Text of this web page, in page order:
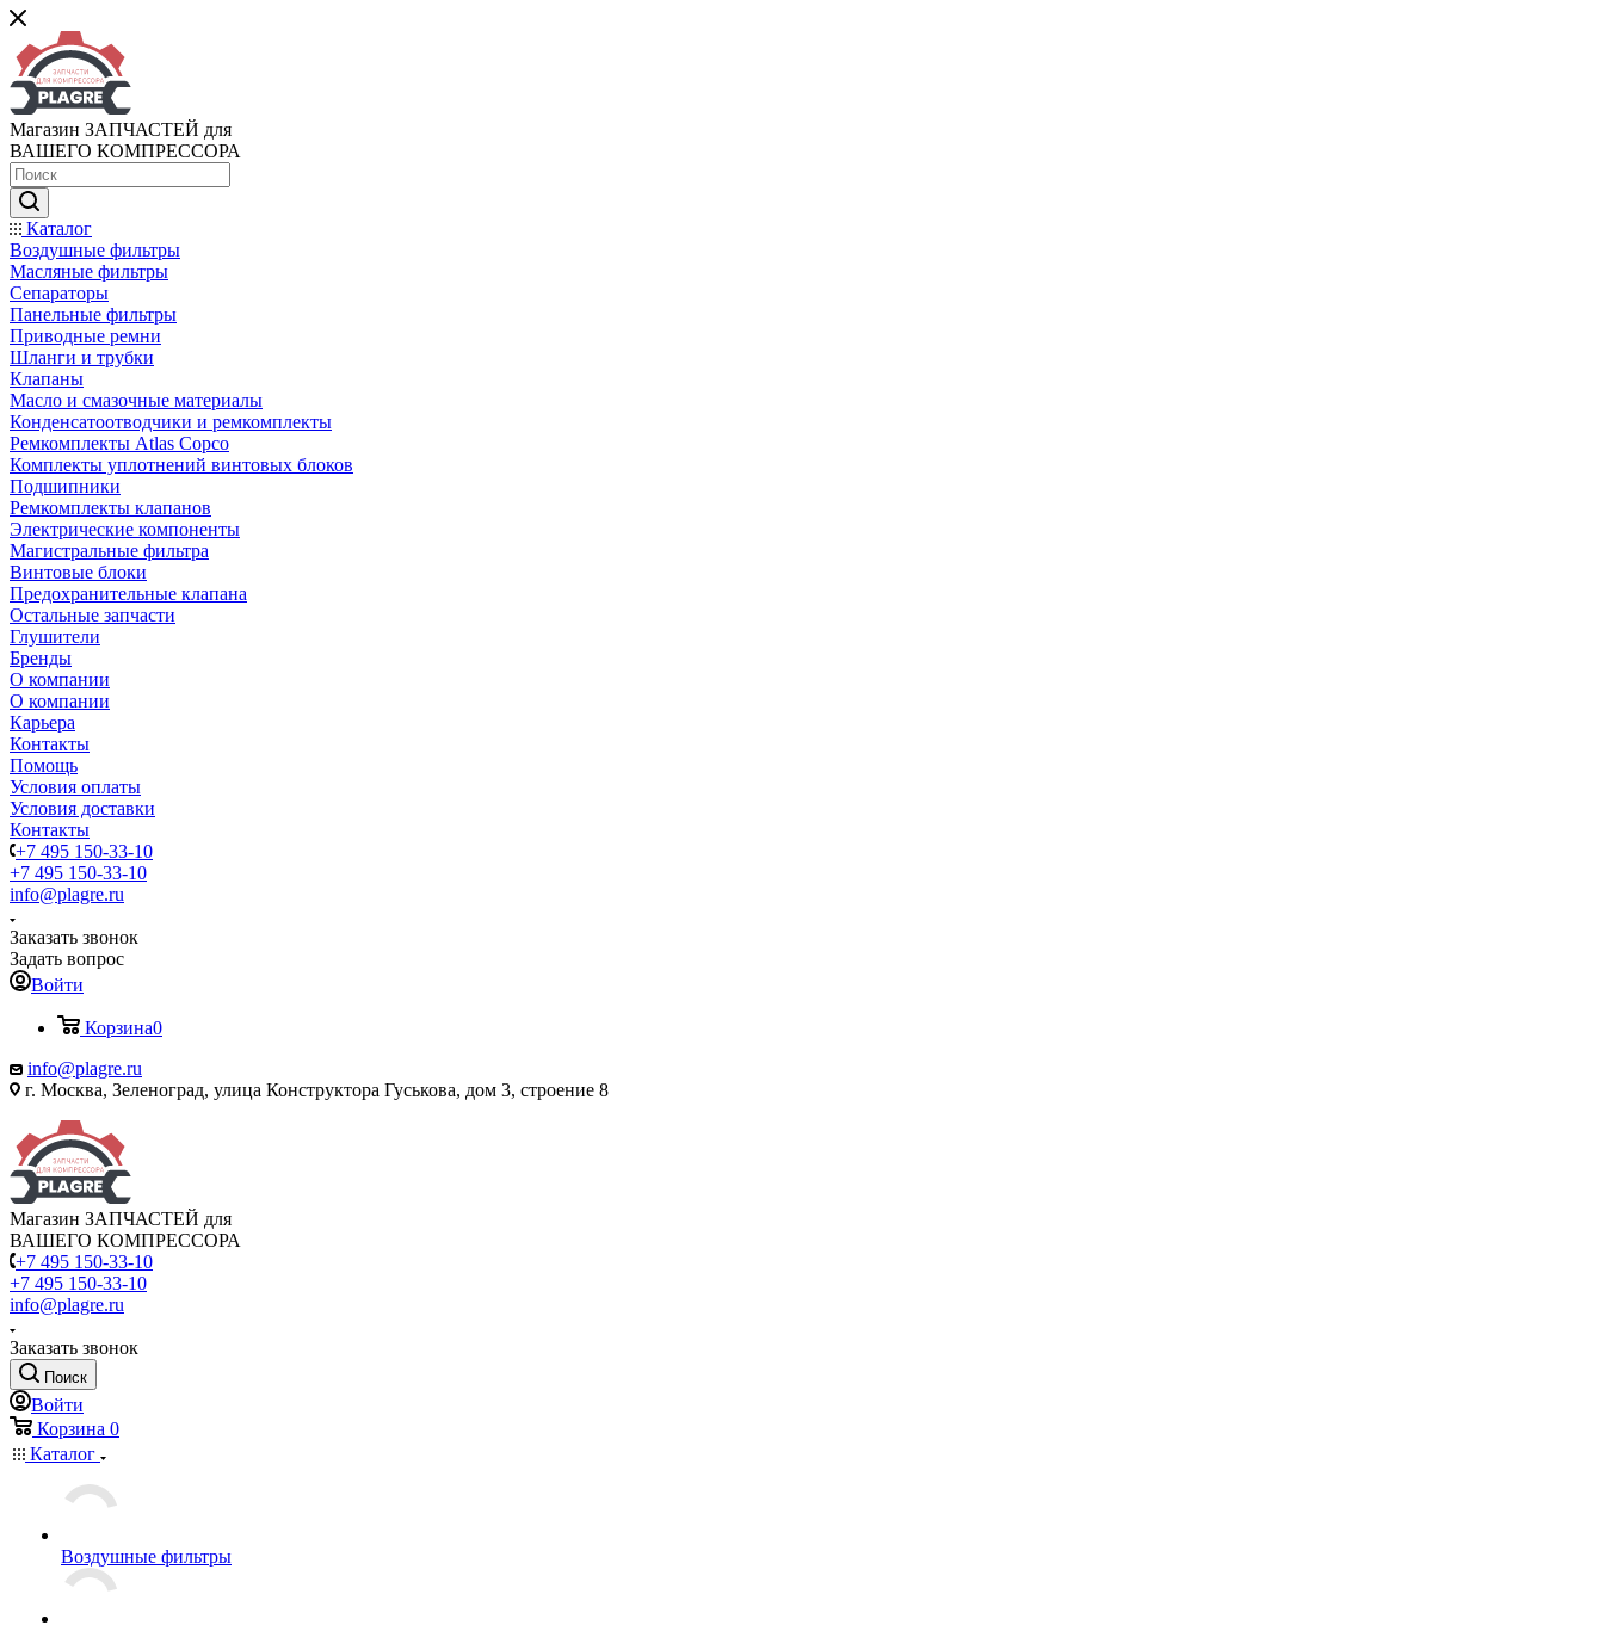
Магазин ЗАПЧАСТЕЙ для
ВАШЕГО КОМПРЕССОРА
Каталог
Воздушные фильтры
Масляные фильтры
Сепараторы
Панельные фильтры
Приводные ремни
Шланги и трубки
Клапаны
Масло и смазочные материалы
Конденсатоотводчики и ремкомплекты
Ремкомплекты Atlas Copco
Комплекты уплотнений винтовых блоков
Подшипники
Ремкомплекты клапанов
Электрические компоненты
Магистральные фильтра
Винтовые блоки
Предохранительные клапана
Остальные запчасти
Глушители
Бренды
О компании
О компании
Карьера
Контакты
Помощь
Условия оплаты
Условия доставки
Контакты
+7 495 150-33-10
+7 495 150-33-10
info@plagre.ru
Заказать звонок
Задать вопрос
Войти
Корзина0
info@plagre.ru
г. Москва, Зеленоград, улица Конструктора Гуськова, дом 3, строение 8
Магазин ЗАПЧАСТЕЙ для
ВАШЕГО КОМПРЕССОРА
+7 495 150-33-10
+7 495 150-33-10
info@plagre.ru
Заказать звонок
Поиск
Войти
Корзина 0
Каталог
Воздушные фильтры